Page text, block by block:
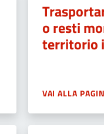
o resti
territorio
VAI ALLA